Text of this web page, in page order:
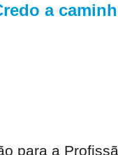
a
para a